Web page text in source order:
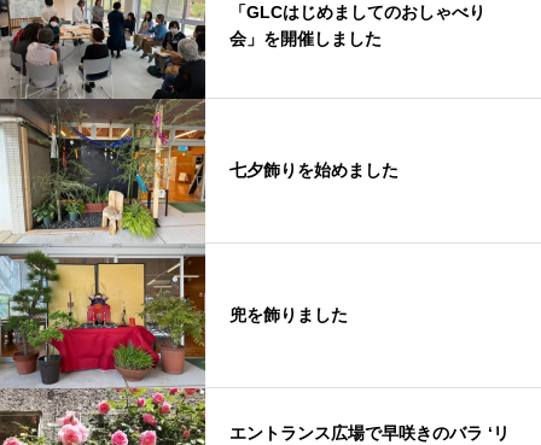
「GLCはじめましてのおしゃべり
会」を開催しました
七夕飾りを始めました
兜を飾りました
エントランス広場で早咲きのバラ ‘リ